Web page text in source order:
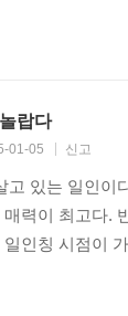
랍다
01-05 신고
고 있는 일인
력이 최고다.
인칭 시점이